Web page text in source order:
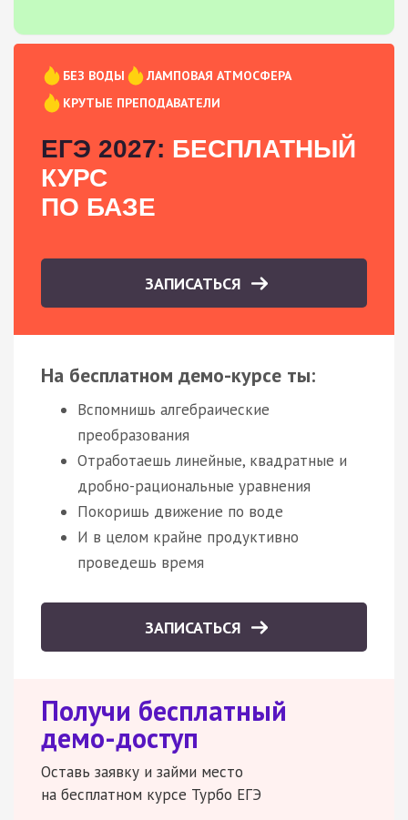
БЕЗ ВОДЫ
ЛАМПОВАЯ АТМОСФЕРА
КРУТЫЕ ПРЕПОДАВАТЕЛИ
ЕГЭ 2027: БЕСПЛАТНЫЙ
КУРС
ПО БАЗЕ
ЗАПИСАТЬСЯ
На бесплатном демо-курсе ты:
Вспомнишь алгебраические
преобразования
Отработаешь линейные, квадратные и
дробно-рациональные уравнения
Покоришь движение по воде
И в целом крайне продуктивно
проведешь время
ЗАПИСАТЬСЯ
Получи бесплатный
демо-доступ
Оставь заявку и займи место
на бесплатном курсе Турбо ЕГЭ